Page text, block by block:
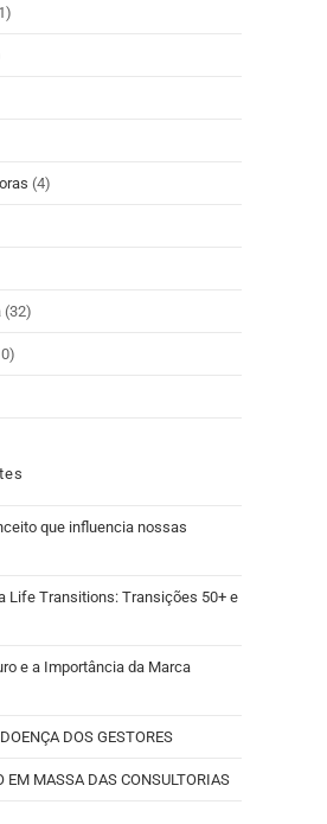
(4)
(32)
que influencia nossas
Life Transitions: Transições 50+ e
e a Importância da Marca
DOS GESTORES
EM MASSA DAS CONSULTORIAS